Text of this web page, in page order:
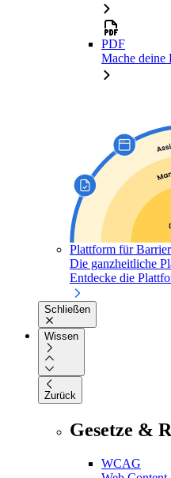
PDF
Mache deine
Plattform für
Die ganzheitliche
Entdecke die
Schließen
Wissen
Zurück
Gesetze &
WCAG